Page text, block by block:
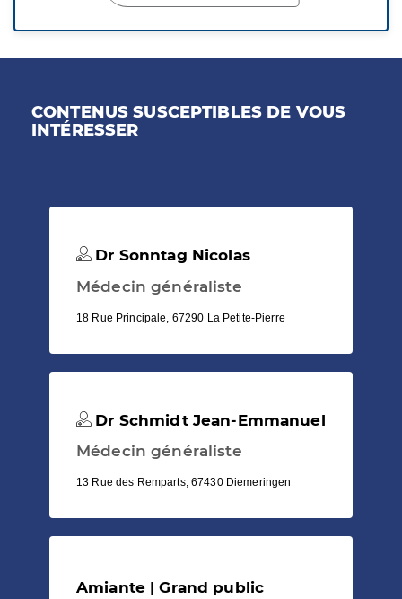
CONTENUS SUSCEPTIBLES DE VOUS
INTÉRESSER
Dr Sonntag Nicolas
Médecin généraliste
18 Rue Principale, 67290 La Petite-Pierre
Dr Schmidt Jean-Emmanuel
Médecin généraliste
13 Rue des Remparts, 67430 Diemeringen
Amiante | Grand public